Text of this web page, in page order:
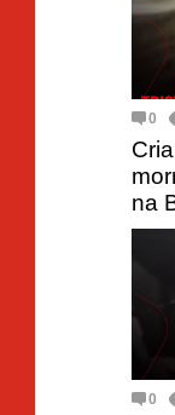
0
na
0